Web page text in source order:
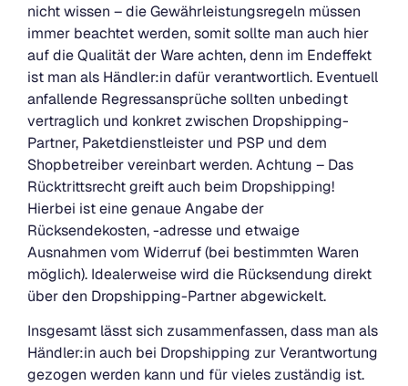
nicht wissen – die Gewährleistungsregeln müssen
immer beachtet werden, somit sollte man auch hier
auf die Qualität der Ware achten, denn im Endeffekt
ist man als Händler:in dafür verantwortlich. Eventuell
anfallende Regressansprüche sollten unbedingt
vertraglich und konkret zwischen Dropshipping-
Partner, Paketdienstleister und PSP und dem
Shopbetreiber vereinbart werden. Achtung – Das
Rücktrittsrecht greift auch beim Dropshipping!
Hierbei ist eine genaue Angabe der
Rücksendekosten, -adresse und etwaige
Ausnahmen vom Widerruf (bei bestimmten Waren
möglich). Idealerweise wird die Rücksendung direkt
über den Dropshipping-Partner abgewickelt.
Insgesamt lässt sich zusammenfassen, dass man als
Händler:in auch bei Dropshipping zur Verantwortung
gezogen werden kann und für vieles zuständig ist.